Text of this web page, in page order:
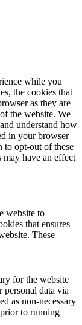
while you
the cookies that
as they are
the website. We
understand how
in your browser
to opt-out of these
have an effect
website to
that ensures
These
for the website
personal data via
as non-necessary
to running